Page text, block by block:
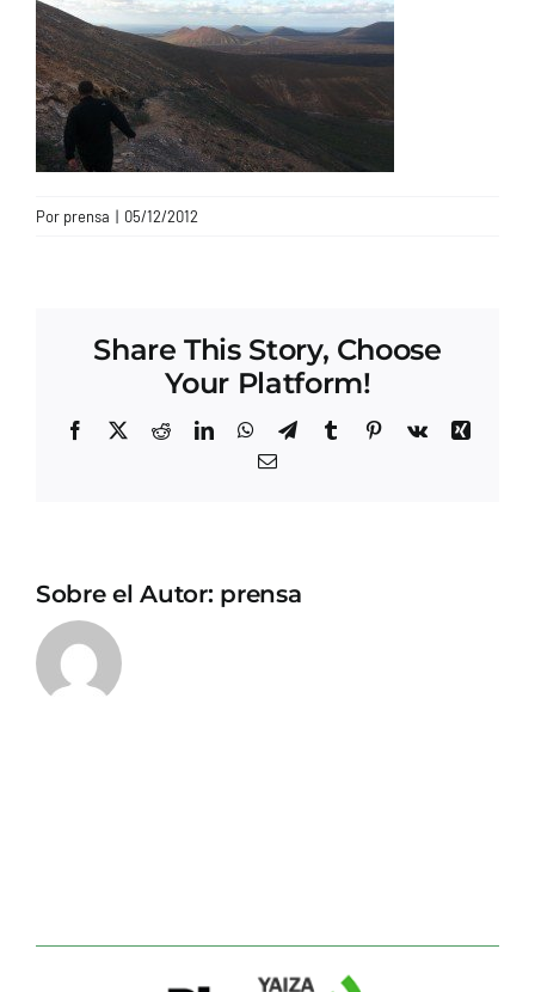
CONTACTO
Por prensa | 05/12/2012
Share This Story, Choose
Your Platform!
Facebook
X RedditLinkedInWhatsApp
TelegramTumblrPinterest
Vk
Xing
Correo
Sobre el Autor: prensa